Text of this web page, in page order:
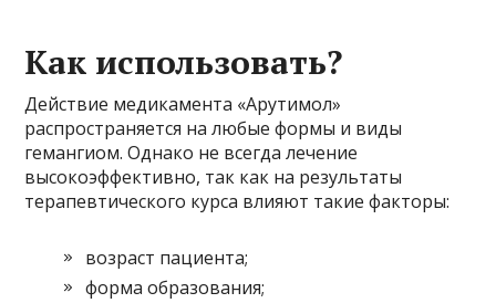
Как использовать?
Действие медикамента «Арутимол»
распространяется на любые формы и виды
гемангиом. Однако не всегда лечение
высокоэффективно, так как на результаты
терапевтического курса влияют такие факторы:
возраст пациента;
форма образования;